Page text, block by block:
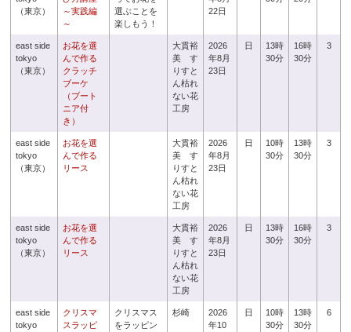
（東京）
～実践編
～
選ぶことを
楽しもう！
22日
east side
tokyo
（東京）
お花を選
んで作る
クラッチ
ブーケ
（ブート
ニア付
き）
大貫裕
美 す
りすと
ん枯れ
ない花
工房
2026
年8月
23日
日
13時
30分
16時
30分
3
east side
tokyo
（東京）
お花を選
んで作る
リース
大貫裕
美 す
りすと
ん枯れ
ない花
工房
2026
年8月
23日
日
10時
30分
13時
30分
3
east side
tokyo
（東京）
お花を選
んで作る
リース
大貫裕
美 す
りすと
ん枯れ
ない花
工房
2026
年8月
23日
日
13時
30分
16時
30分
3
east side
tokyo
クリスマ
スラッピ
クリスマス
をラッピン
杉崎
2026
年10
日
10時
30分
13時
30分
6